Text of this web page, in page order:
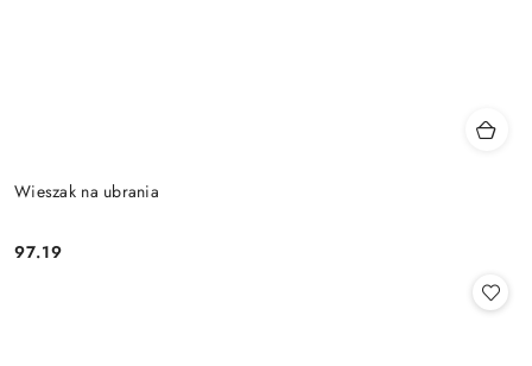
Wieszak na ubrania
Cena:
97.19